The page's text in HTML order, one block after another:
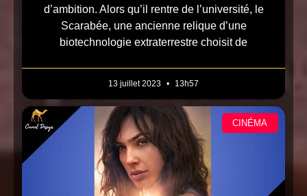
d’ambition. Alors qu’il rentre de l’université, le
Scarabée, une ancienne relique d’une
biotechnologie extraterrestre choisit de
13 juillet 2023 13h57
CINÉMA